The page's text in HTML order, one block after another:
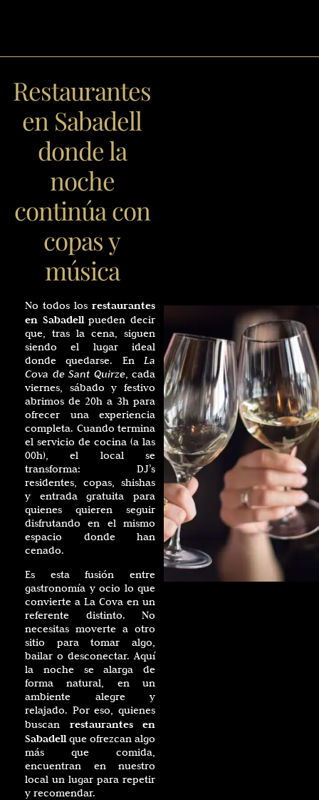
Restaurantes
en Sabadell
donde la
noche
continúa con
copas y
música
No todos losrestaurantes
en Sabadellpueden decir
que, tras la cena, siguen
siendo el lugar ideal
donde quedarse. EnLa
Cova de Sant Quirze, cada
viernes, sábado y festivo
abrimos de 20h a 3h para
ofrecer una experiencia
completa. Cuando termina
el servicio de cocina (a las
00h), el local se
transforma: DJ’s
residentes, copas, shishas
y entrada gratuita para
quienes quieren seguir
disfrutando en el mismo
espacio donde han
cenado.
Es esta fusión entre
gastronomía y ocio lo que
convierte a La Cova en un
referente distinto. No
necesitas moverte a otro
sitio para tomar algo,
bailar o desconectar. Aquí
la noche se alarga de
forma natural, en un
ambiente alegre y
relajado. Por eso, quienes
buscan restaurantes en
Sabadellque ofrezcan algo
más que comida,
encuentran en nuestro
local un lugar para repetir
y recomendar.